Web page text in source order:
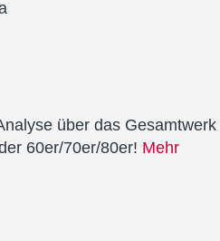
über das Gesamtwerk
60er/70er/80er! Mehr